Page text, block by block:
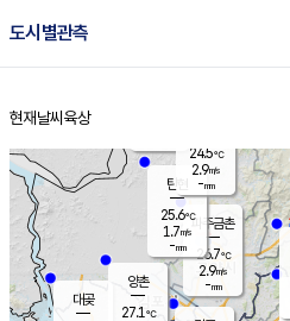
도시별관측
홈
현재날씨 육상
파주금촌
26.7℃
2.9m/s
-mm
대곶
탄현
25.6℃
1.7m/s
-mm
양촌
27.1℃
24.5℃
2.9m/s
-mm